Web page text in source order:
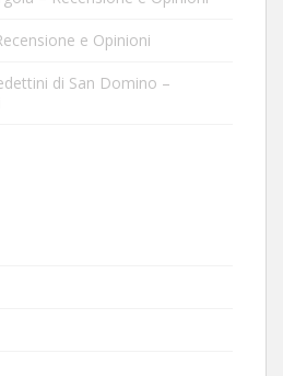
e Opinioni
di San Domino –